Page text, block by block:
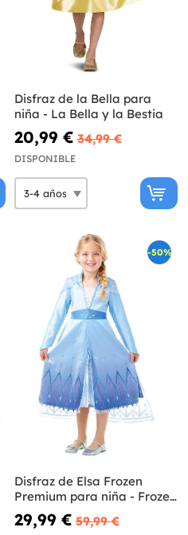
Disfraz de la Bella para
niña - La Bella y la Bestia
20,99 € 34,99 €
DISPONIBLE
-50%
Disfraz de Elsa Frozen
Premium para niña - Frozen
2
29,99 € 59,99 €